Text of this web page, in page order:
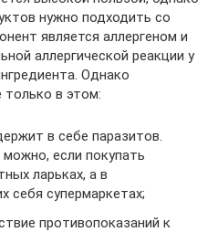
нужно подходить со
является аллергеном и
аллергической реакции у
Однако
только в этом:
в себе паразитов.
если покупать
ларьках, а в
себя супермаркетах;
противопоказаний к